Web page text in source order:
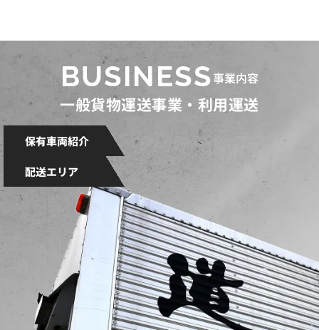
BUSINESS事業内容
一般貨物運送事業・ 利用運送
保有車両紹介
配送エリア